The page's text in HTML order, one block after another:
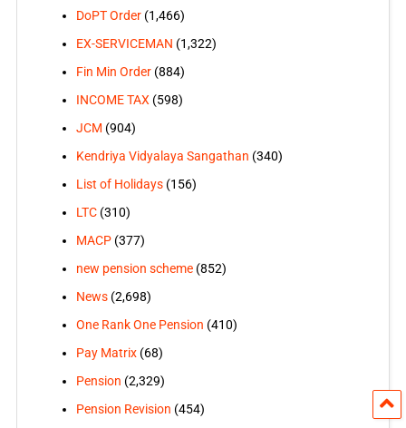
DoPT Order(1,466)
EX-SERVICEMAN (1,322)
Fin Min Order(884)
INCOME TAX (598)
JCM (904)
Kendriya Vidyalaya Sangathan (340)
List of Holidays(156)
LTC(310)
MACP(377)
new pension scheme(852)
News(2,698)
One Rank One Pension (410)
Pay Matrix(68)
Pension (2,329)
Pension Revision (454)